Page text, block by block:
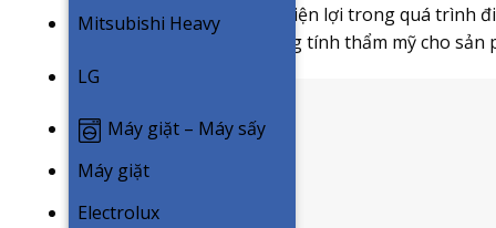
Mitsubishi Heavy
LG
Máy giặt – Máy sấy
Máy giặt
Electrolux
Không chỉ mang đến sự tiện lợi trong quá trình
trò tạo điểm nhấn và tăng tính thẩm mỹ cho sản